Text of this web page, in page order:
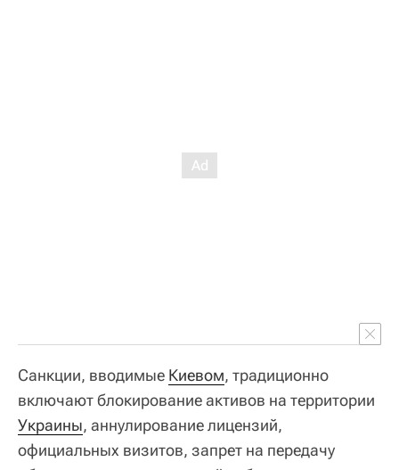
Санкции, вводимые Киевом, традиционно
включают блокирование активов на территории
Украины, аннулирование лицензий,
официальных визитов, запрет на передачу